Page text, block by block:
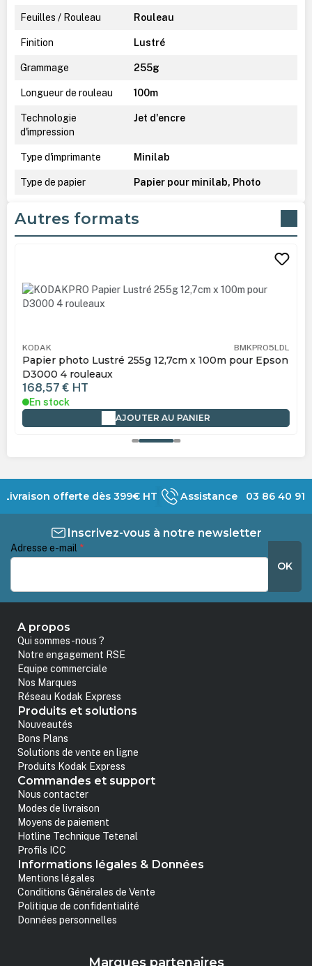
Feuilles / Rouleau Rouleau
Finition Lustré
Grammage 255g
Longueur de rouleau 100m
Technologie
d'impression
Jet d'encre
Type d'imprimante Minilab
Type de papier Papier pour minilab, Photo
Autres formats
KODAK BMKPRO5LDL
Papier photo Lustré 255g 12,7cm x 100m pour Epson
D3000 4 rouleaux
168,57 € HT
En stock
AJOUTER AU PANIER
Livraison offerte dès 399€ HT Assistance 03 86 40 91
Inscrivez-vous à notre newsletter
Adresse e-mail *
OK
A propos
Qui sommes-nous ?
Notre engagement RSE
Equipe commerciale
Nos Marques
Réseau Kodak Express
Produits et solutions
Nouveautés
Bons Plans
Solutions de vente en ligne
Produits Kodak Express
Commandes et support
Nous contacter
Modes de livraison
Moyens de paiement
Hotline Technique Tetenal
Profils ICC
Informations légales & Données
Mentions légales
Conditions Générales de Vente
Politique de confidentialité
Données personnelles
Marques partenaires